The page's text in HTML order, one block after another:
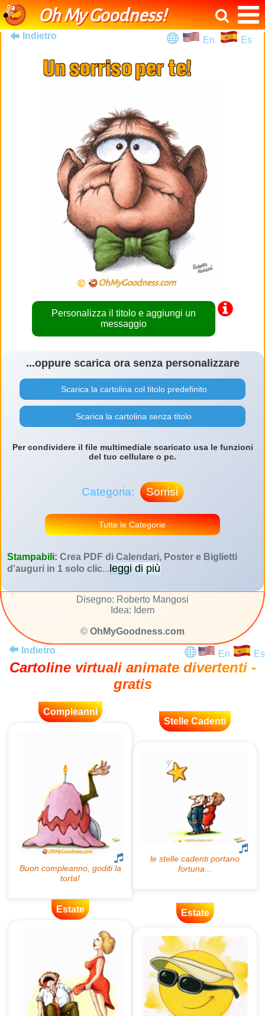
Oh My Goodness!
Indietro En Es
Personalizza il titolo e aggiungi un
messaggio
...oppure scarica ora senza personalizzare
Scarica la cartolina col titolo predefinito
Scarica la cartolina senza titolo
Per condividere il file multimediale scaricato usa le funzioni
del tuo cellulare o pc.
Categoria: Sorrisi
Tutte le Categorie
Stampabili: Crea PDF di Calendari, Poster e Biglietti
d'auguri in 1 solo clic...leggi di più
Disegno: Roberto Mangosi
Idea: Idem
© OhMyGoodness.com
Indietro
En Es
Cartoline virtuali animate divertenti -
gratis
Compleanni
Stelle Cadenti
Estate Estate